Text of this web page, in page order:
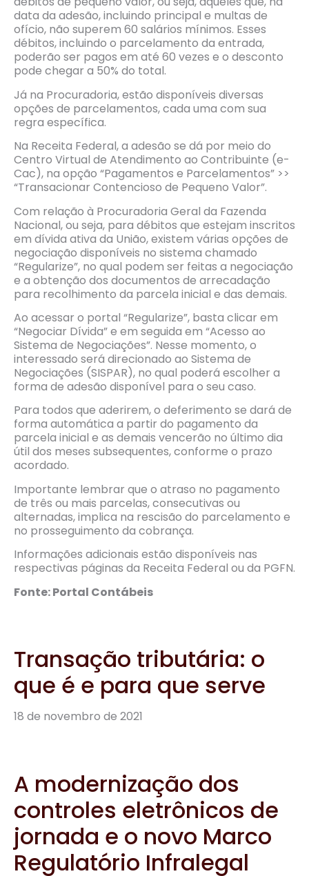
data da adesão, incluindo principal e multas de
ofício, não superem 60 salários mínimos. Esses
débitos, incluindo o parcelamento da entrada,
poderão ser pagos em até 60 vezes e o desconto
pode chegar a 50% do total.
Já na Procuradoria, estão disponíveis diversas
opções de parcelamentos, cada uma com sua
regra específica.
Na Receita Federal, a adesão se dá por meio do
Centro Virtual de Atendimento ao Contribuinte (e-
Cac), na opção “Pagamentos e Parcelamentos” >>
“Transacionar Contencioso de Pequeno Valor”.
Com relação à Procuradoria Geral da Fazenda
Nacional, ou seja, para débitos que estejam inscritos
em dívida ativa da União, existem várias opções de
negociação disponíveis no sistema chamado
“Regularize”, no qual podem ser feitas a negociação
e a obtenção dos documentos de arrecadação
para recolhimento da parcela inicial e das demais.
Ao acessar o portal “Regularize”, basta clicar em
“Negociar Dívida” e em seguida em “Acesso ao
Sistema de Negociações”. Nesse momento, o
interessado será direcionado ao Sistema de
Negociações (SISPAR), no qual poderá escolher a
forma de adesão disponível para o seu caso.
Para todos que aderirem, o deferimento se dará de
forma automática a partir do pagamento da
parcela inicial e as demais vencerão no último dia
útil dos meses subsequentes, conforme o prazo
acordado.
Importante lembrar que o atraso no pagamento
de três ou mais parcelas, consecutivas ou
alternadas, implica na rescisão do parcelamento e
no prosseguimento da cobrança.
Informações adicionais estão disponíveis nas
respectivas páginas da Receita Federal ou da PGFN.
Fonte: Portal Contábeis
Transação tributária: o
que é e para que serve
18 de novembro de 2021
A modernização dos
controles eletrônicos de
jornada e o novo Marco
Regulatório Infralegal